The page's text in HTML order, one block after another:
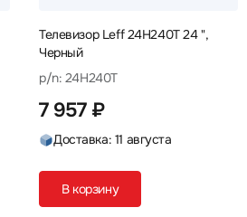
Телевизор Leff 24H240T 24 ",
Черный
p/n: 24H240T
7 957 ₽
Доставка: 11 августа
В корзину